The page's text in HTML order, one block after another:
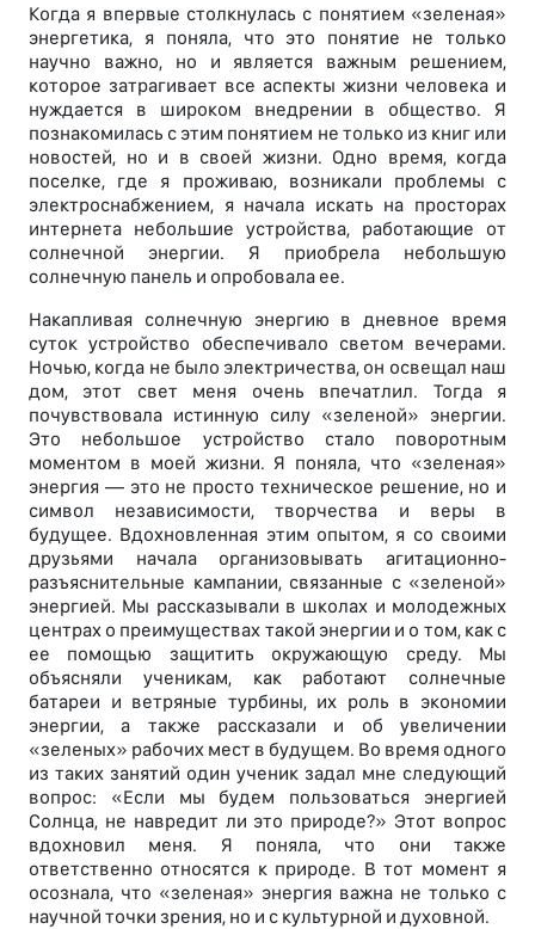
Когда я впервые столкнулась с понятием «зеленая»
энергетика, я поняла, что это понятие не только
научно важно, но и является важным решением,
которое затрагивает все аспекты жизни человека и
нуждается в широком внедрении в общество. Я
познакомилась с этим понятием не только из книг или
новостей, но и в своей жизни. Одно время, когда
поселке, где я проживаю, возникали проблемы с
электроснабжением, я начала искать на просторах
интернета небольшие устройства, работающие от
солнечной энергии. Я приобрела небольшую
солнечную панель и опробовала ее.
Накапливая солнечную энергию в дневное время
суток устройство обеспечивало светом вечерами.
Ночью, когда не было электричества, он освещал наш
дом, этот свет меня очень впечатлил. Тогда я
почувствовала истинную силу «зеленой» энергии.
Это небольшое устройство стало поворотным
моментом в моей жизни. Я поняла, что «зеленая»
энергия — это не просто техническое решение, но и
символ независимости, творчества и веры в
будущее. Вдохновленная этим опытом, я со своими
друзьями начала организовывать агитационно-
разъяснительные кампании, связанные с «зеленой»
энергией. Мы рассказывали в школах и молодежных
центрах о преимуществах такой энергии и о том, как с
ее помощью защитить окружающую среду. Мы
объясняли ученикам, как работают солнечные
батареи и ветряные турбины, их роль в экономии
энергии, а также рассказали и об увеличении
«зеленых» рабочих мест в будущем. Во время одного
из таких занятий один ученик задал мне следующий
вопрос: «Если мы будем пользоваться энергией
Солнца, не навредит ли это природе?» Этот вопрос
вдохновил меня. Я поняла, что они также
ответственно относятся к природе. В тот момент я
осознала, что «зеленая» энергия важна не только с
научной точки зрения, но и с культурной и духовной.